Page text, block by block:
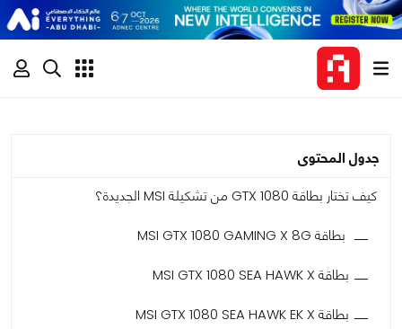
جدول المحتوى
كيف تختار بطاقة GTX 1080 من تشكيلة MSI الجديدة؟
بطاقة MSI GTX 1080 GAMING X 8G
بطاقة MSI GTX 1080 SEA HAWK X
بطاقة MSI GTX 1080 SEA HAWK EK X